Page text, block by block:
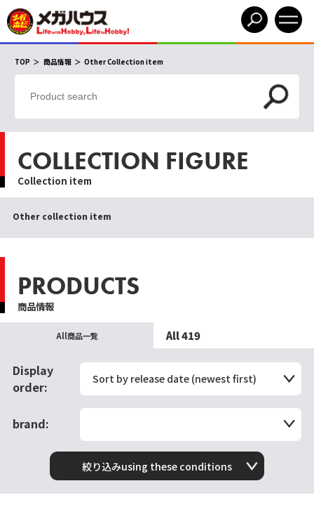
TOP 商品情報 Other Collection item
COLLECTION FIGURE
Collection item
Other collection item
PRODUCTS
商品情報
All商品一覧 All 419
Display
order:
Sort by release date (newest first)
brand:
絞り込みusing these conditions